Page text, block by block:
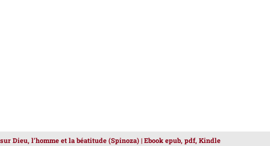
Dieu, l’homme et la béatitude (Spinoza) | Ebook epub, pdf, Kindle